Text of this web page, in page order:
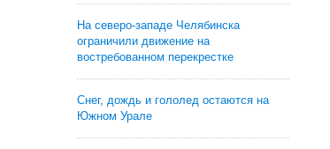
На северо-западе Челябинска
ограничили движение на
востребованном перекрестке
Снег, дождь и гололед остаются на
Южном Урале